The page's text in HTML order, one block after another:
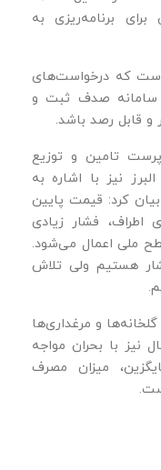
برنامه‌ریزی به
است که درخواست‌های
سامانه صدف ثبت و
قابل رصد باشد.
تامین و توزیع
نیز با اشاره به
کرد: قیمت پایین
فشار زیادی
ملی اعمال می‌شود.
هستیم ولی تلاش
و مرغداری‌ها
نیز با بحران مواجه
میزان مصرف